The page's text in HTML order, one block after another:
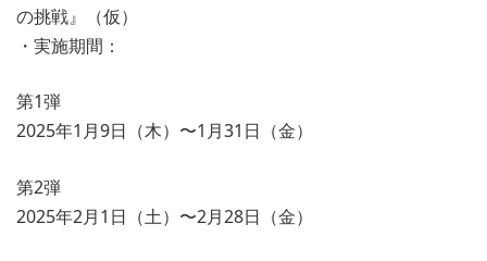
の挑戦』（仮）
・実施期間：
第1弾
2025年1月9日（木）〜1月31日（金）
第2弾
2025年2月1日（土）〜2月28日（金）